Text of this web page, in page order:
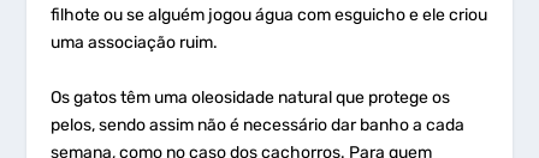
filhote ou se alguém jogou água com esguicho e ele criou
uma associação ruim.
Os gatos têm uma oleosidade natural que protege os
pelos, sendo assim não é necessário dar banho a cada
semana, como no caso dos cachorros. Para quem